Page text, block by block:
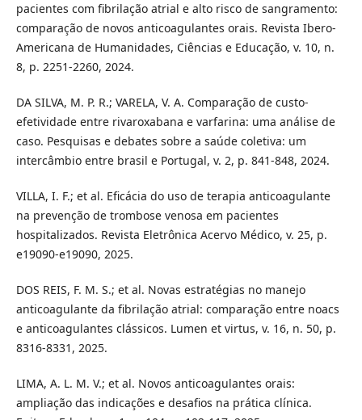
pacientes com fibrilação atrial e alto risco de sangramento:
comparação de novos anticoagulantes orais. Revista Ibero-
Americana de Humanidades, Ciências e Educação, v. 10, n.
8, p. 2251-2260, 2024.
DA SILVA, M. P. R.; VARELA, V. A. Comparação de custo-
efetividade entre rivaroxabana e varfarina: uma análise de
caso. Pesquisas e debates sobre a saúde coletiva: um
intercâmbio entre brasil e Portugal, v. 2, p. 841-848, 2024.
VILLA, I. F.; et al. Eficácia do uso de terapia anticoagulante
na prevenção de trombose venosa em pacientes
hospitalizados. Revista Eletrônica Acervo Médico, v. 25, p.
e19090-e19090, 2025.
DOS REIS, F. M. S.; et al. Novas estratégias no manejo
anticoagulante da fibrilação atrial: comparação entre noacs
e anticoagulantes clássicos. Lumen et virtus, v. 16, n. 50, p.
8316-8331, 2025.
LIMA, A. L. M. V.; et al. Novos anticoagulantes orais:
ampliação das indicações e desafios na prática clínica.